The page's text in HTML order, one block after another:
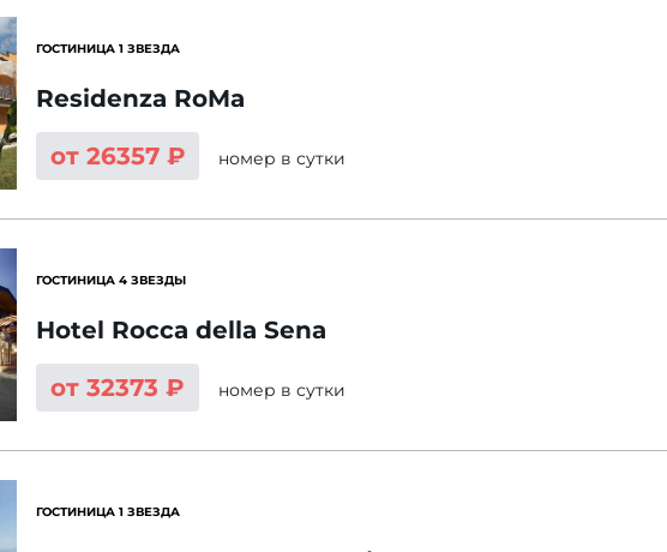
ГОСТИНИЦА 1 ЗВЕЗДА
Residenza RoMa
от 26357 ₽
номер в сутки
ГОСТИНИЦА 4 ЗВЕЗДЫ
Hotel Rocca della Sena
от 32373 ₽
номер в сутки
ГОСТИНИЦА 1 ЗВЕЗДА